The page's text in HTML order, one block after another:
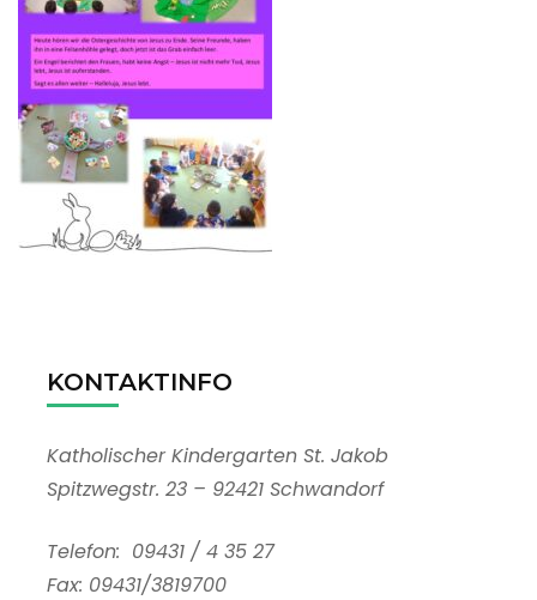
KONTAKTINFO
Katholischer Kindergarten St. Jakob
Spitzwegstr. 23 – 92421 Schwandorf
Telefon: 09431 / 4 35 27
Fax: 09431/3819700